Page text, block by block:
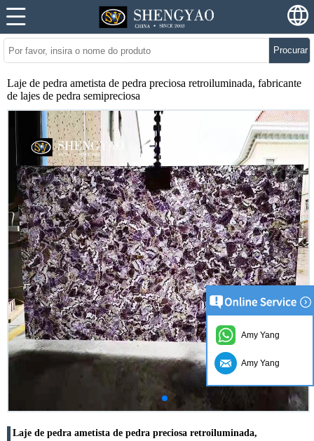
Procurar
Laje de pedra ametista de pedra preciosa retroiluminada, fabricante
de lajes de pedra semipreciosa
Laje de pedra ametista de pedra preciosa retroiluminada,
Amy Yang
Amy Yang